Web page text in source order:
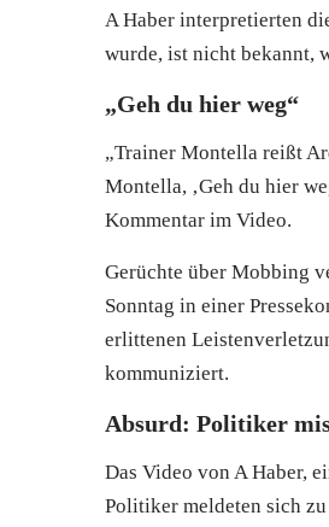
A Haber interpretierten
wurde, ist nicht bekannt,
„Geh du hier weg“
„Trainer Montella reißt
Montella, ‚Geh du hier
Kommentar im Video.
Gerüchte über Mobbing
Sonntag in einer
erlittenen
kommuniziert.
Absurd: Politiker
Das Video von A Haber,
Politiker meldeten sich